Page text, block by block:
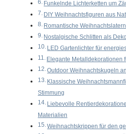
Funkelnde Lichterketten um
DIY Weihnachtsfiguren aus
Romantische
Nostalgische Schlitten als
LED Gartenlichter für
Elegante Metalldekorationen
Outdoor Weihnachtskugeln
Klassische
Stimmung
Liebevolle
Materialien
Weihnachtskrippen für den